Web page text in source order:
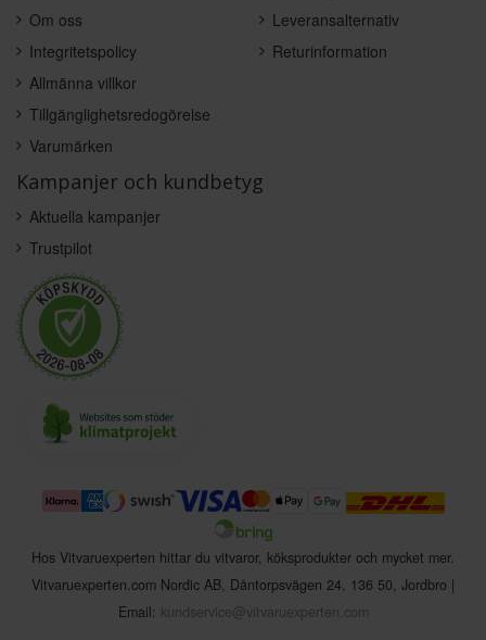
Om oss
Integritetspolicy
Allmänna villkor
Tillgänglighetsredogörelse
Varumärken
Leveransalternativ
Returinformation
Kampanjer och kundbetyg
Aktuella kampanjer
Trustpilot
Hos Vitvaruexperten hittar du vitvaror, köksprodukter och mycket mer.
Vitvaruexperten.com Nordic AB, Dåntorpsvägen 24, 136 50, Jordbro |
Email: kundservice@vitvaruexperten.com